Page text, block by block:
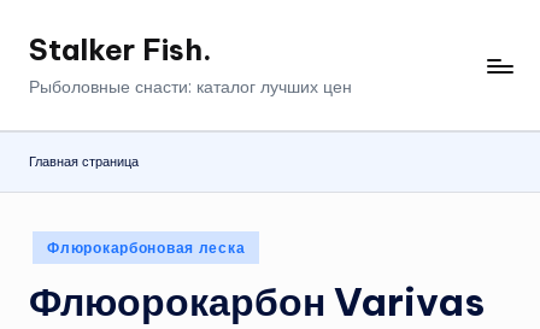
Перейти
Stalker Fish.
Рыболовные снасти: каталог лучших цен
Главная страница
Опубликовано
в
Флюрокарбоновая леска
Флюорокарбон Varivas